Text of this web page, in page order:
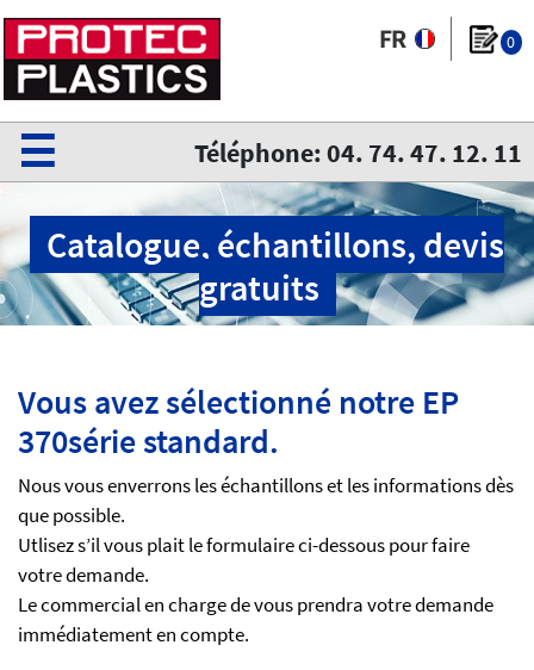
0
Téléphone: 04. 74. 47. 12. 11
☰
Catalogue, échantillons, devis
gratuits
Vous avez sélectionné notre EP
370série standard.
Nous vous enverrons les échantillons et les informations dès
que possible.
Utlisez s’il vous plait le formulaire ci-dessous pour faire
votre demande.
Le commercial en charge de vous prendra votre demande
immédiatement en compte.